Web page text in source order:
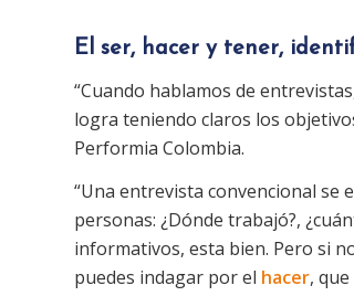
El ser, hacer y tener,
“Cuando hablamos de
logra teniendo claros los
Performia Colombia.
“Una entrevista convencional se
personas: ¿Dónde trabajó?,
informativos, esta bien. Pero si
puedes indagar por el hacer,